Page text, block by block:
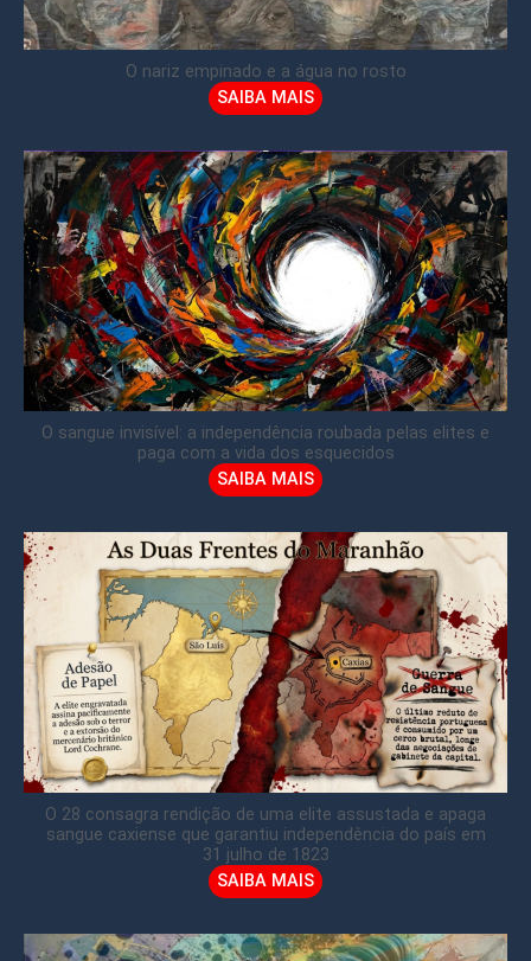
O nariz empinado e a água no rosto
SAIBA MAIS
O sangue invisível: a independência roubada pelas elites e
paga com a vida dos esquecidos
SAIBA MAIS
O 28 consagra rendição de uma elite assustada e apaga
sangue caxiense que garantiu independência do país em
31 julho de 1823
SAIBA MAIS